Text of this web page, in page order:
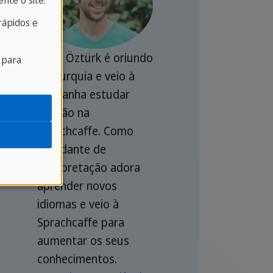
Onur Öztürk é oriundo
da Turquia e veio à
Alemanha estudar
alemão na
Sprachcaffe. Como
estudante de
interpretação adora
aprender novos
idiomas e veio à
Sprachcaffe para
aumentar os seus
conhecimentos.
e